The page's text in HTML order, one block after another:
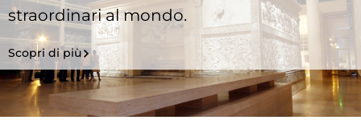
straordinari al mondo.
Scopri di più